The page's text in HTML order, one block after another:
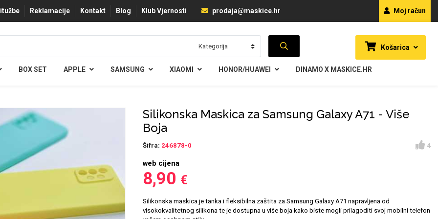
Reklamacije Kontakt Blog Klub Vjernosti prodaja@maskice.hr Moj račun
Košarica
BOX SET APPLE SAMSUNG XIAOMI HONOR/HUAWEI DINAMO X MASKICE.HR
Silikonska Maskica za Samsung Galaxy A71 - Više
Boja
Šifra: 246878-0
4
web cijena
8,90 €
Silikonska maskica je tanka i fleksibilna zaštita za Samsung Galaxy A71 napravljena od
visokokvalitetnog silikona te je dostupna u više boja kako biste mogli prilagoditi svoj mobilni telefon